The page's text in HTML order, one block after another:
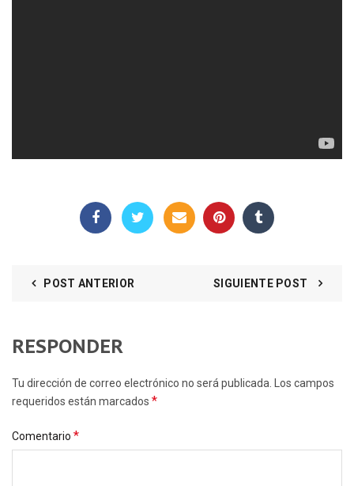
POST ANTERIOR SIGUIENTE POST
RESPONDER
Tu dirección de correo electrónico no será publicada. Los campos
requeridos están marcados *
Comentario *